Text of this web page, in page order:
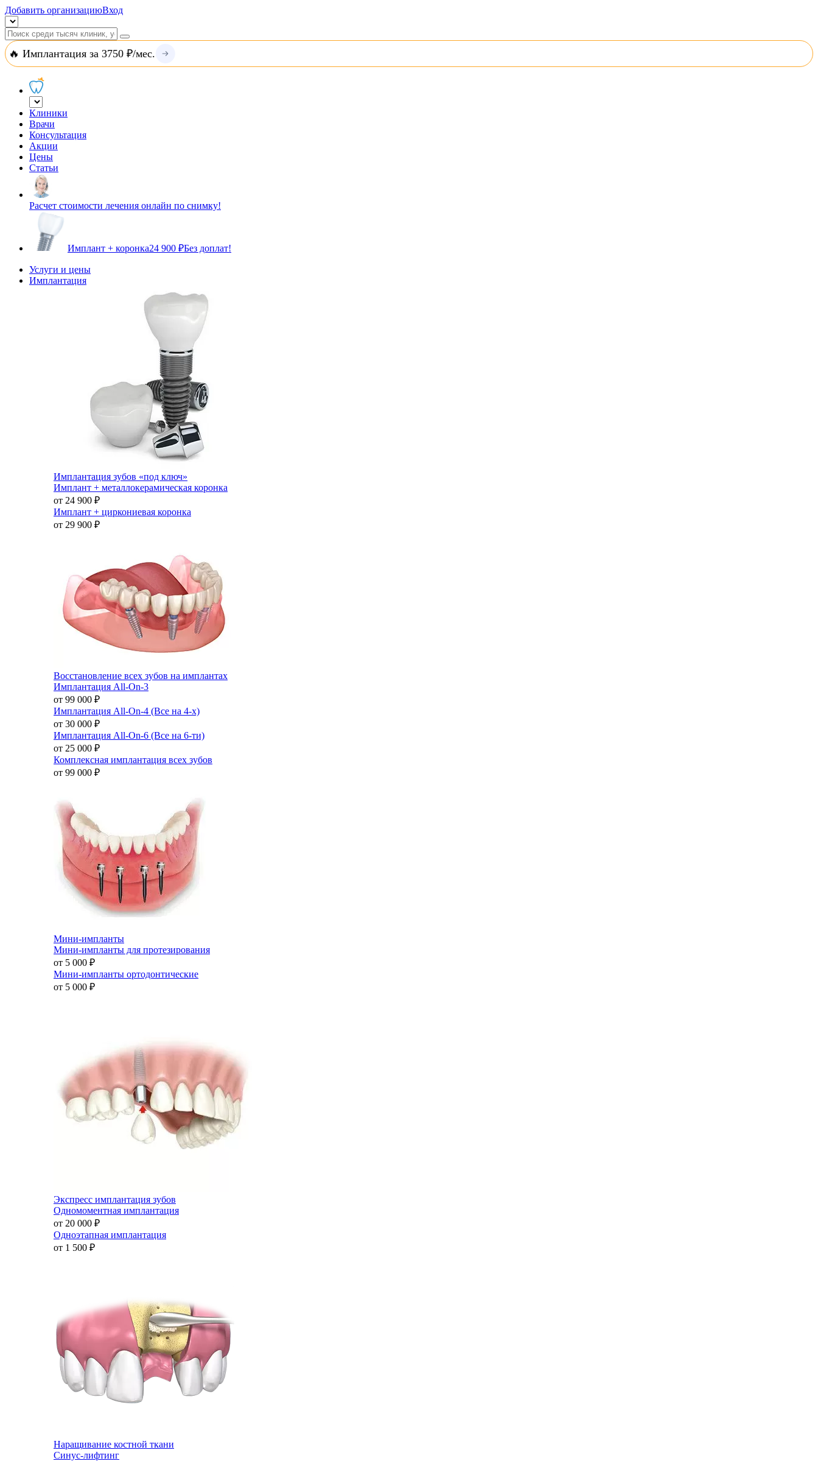
Добавить организациюВход
🔥 Имплантация за 3750 ₽/мес.
Клиники
Врачи
Консультация
Акции
Цены
Статьи
Расчет стоимости лечения онлайн по снимку!
Имплант + коронка24 900 ₽Без доплат!
Услуги и цены
Имплантация
Имплантация зубов «под ключ»
Имплант + металлокерамическая коронка
от 24 900 ₽
Имплант + циркониевая коронка
от 29 900 ₽
Восстановление всех зубов на имплантах
Имплантация All-On-3
от 99 000 ₽
Имплантация All-On-4 (Все на 4-х)
от 30 000 ₽
Имплантация All-On-6 (Все на 6-ти)
от 25 000 ₽
Комплексная имплантация всех зубов
от 99 000 ₽
Мини-импланты
Мини-импланты для протезирования
от 5 000 ₽
Мини-импланты ортодонтические
от 5 000 ₽
Экспресс имплантация зубов
Одномоментная имплантация
от 20 000 ₽
Одноэтапная имплантация
от 1 500 ₽
Наращивание костной ткани
Синус-лифтинг